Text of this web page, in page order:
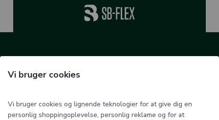
Danmark
Vi bruger cookies
Vi bruger cookies og lignende teknologier for at give dig en
personlig shoppingoplevelse, personlig reklame og for at